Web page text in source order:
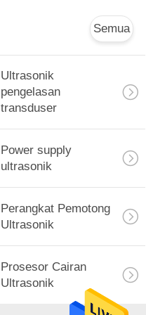
Semua
Ultrasonik
pengelasan
transduser
Power supply
ultrasonik
Perangkat Pemotong
Ultrasonik
Prosesor Cairan
Ultrasonik